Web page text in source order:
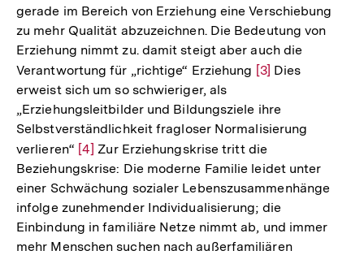
gerade im Bereich von Erziehung eine Verschiebung
zu mehr Qualität abzuzeichnen. Die Bedeutung von
Erziehung nimmt zu. damit steigt aber auch die
Verantwortung für „richtige“ Erziehung Zur
der
Fußnote
[3] Dies
erweist sich um so schwieriger, als
„Erziehungsleitbilder und Bildungsziele ihre
Selbstverständlichkeit fragloser Normalisierung
verlieren“ Zur
Auflösung
der
Fußnote
[4] Zur Erziehungskrise tritt die
Beziehungskrise: Die moderne Familie leidet unter
einer Schwächung sozialer Lebenszusammenhänge
infolge zunehmender Individualisierung; die
Einbindung in familiäre Netze nimmt ab, und immer
mehr Menschen suchen nach außerfamiliären